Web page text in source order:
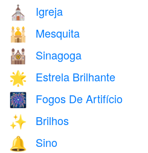
⛪ Igreja
🕌 Mesquita
🕍 Sinagoga
🌟 Estrela Brilhante
🎆 Fogos De Artifício
✨ Brilhos
🔔 Sino